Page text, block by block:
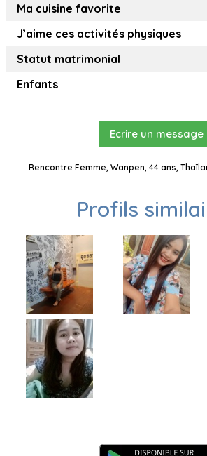
Ma cuisine favorite
J’aime ces activités physiques
Statut matrimonial
Enfants
Ecrire un message
Rencontre Femme, Wanpen, 44 ans,
Profils